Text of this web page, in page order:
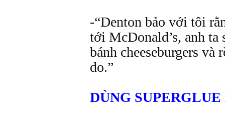
-“Denton bảo với tôi
tới McDonald’s, anh ta
bánh cheeseburgers
do.”
DÙNG